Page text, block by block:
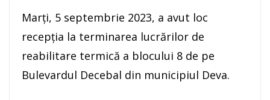
Marți, 5 septembrie 2023, a avut loc
recepția la terminarea lucrărilor de
reabilitare termică a blocului 8 de pe
Bulevardul Decebal din municipiul Deva.